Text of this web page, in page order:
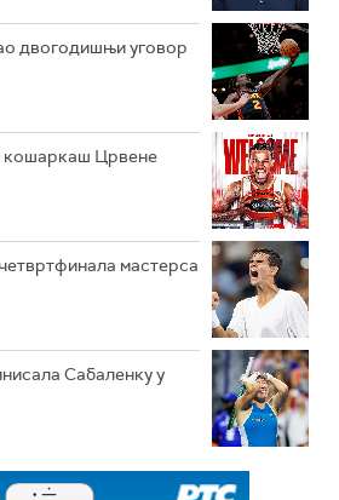
двогодишњи уговор
кошаркаш Црвене
мастерса
Сабаленку у